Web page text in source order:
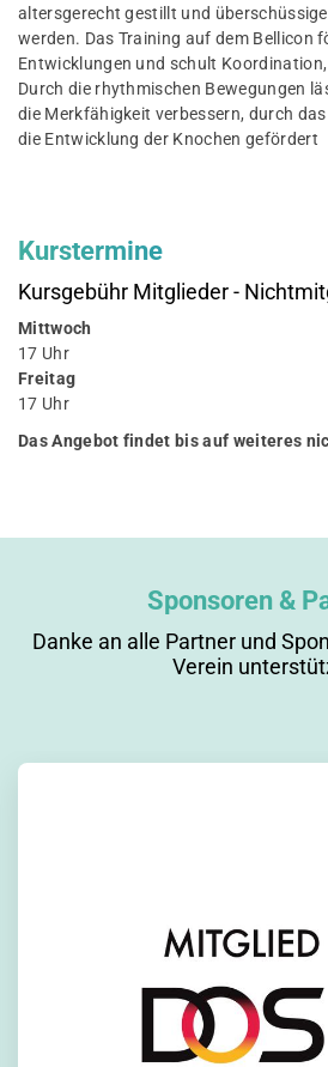
altersgerecht gestillt und
werden. Das Training auf dem Bellicon
Entwicklungen und schult
Durch die rhythmischen Bewegungen
die Merkfähigkeit verbessern, durch
die Entwicklung der Knochen gefördert
Kurstermine
Kursgebühr Mitglieder -
Mittwoch
17 Uhr
Freitag
17 Uhr
Das Angebot findet bis auf weiteres
Sponsoren &
Danke an alle Partner und
Verein